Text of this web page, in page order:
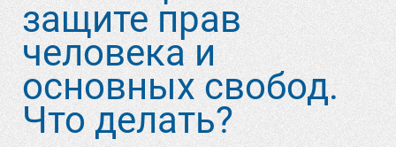
защите прав
человека и
основных свобод.
Что делать?